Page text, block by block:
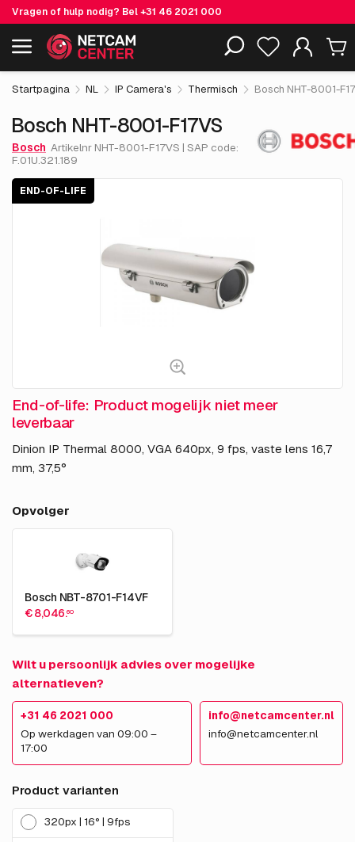
Vragen of hulp nodig? Bel+31 46 2021 000
Inclusief EOL-producten
Bosch NHT-8001-F17VS End-of-life € 7,442. 74
excl. BTW
Startpagina NL IP Camera's Thermisch Bosch NHT-8001-
Bosch NHT-8001-F17VS
Bosch Artikelnr NHT-8001-F17VS | SAP code:
F.01U.321.189
END-OF-LIFE
End-of-life: Product mogelijk niet meer
leverbaar
Dinion IP Thermal 8000, VGA 640px, 9 fps, vaste lens 16,7
mm, 37,5°
Opvolger
Bosch NBT-8701-F14VF
€ 8,046.60
Wilt u persoonlijk advies over mogelijke
alternatieven?
+31 46 2021 000
Op werkdagen van 09:00 –
17:00
info@netcamcenter.nl
info@netcamcenter.nl
Product varianten
320px | 16° | 9fps